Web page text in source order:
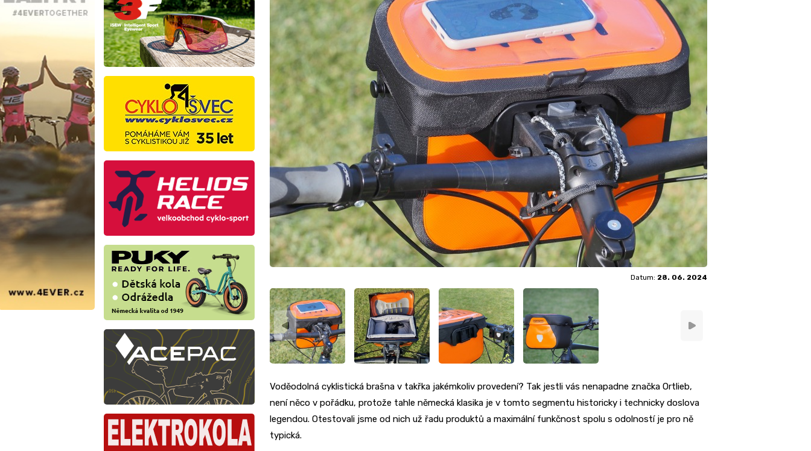
Datum: 28. 06. 2024
Voděodolná cyklistická brašna v takřka jakémkoliv provedení? Tak jestli vás nenapadne značka Ortlieb,
není něco v pořádku, protože tahle německá klasika je v tomto segmentu historicky i technicky doslova
legendou. Otestovali jsme od nich už řadu produktů a maximální funkčnost spolu s odolností je pro ně
typická.